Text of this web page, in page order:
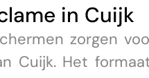
in Cuijk
zorgen
Cuijk. Het